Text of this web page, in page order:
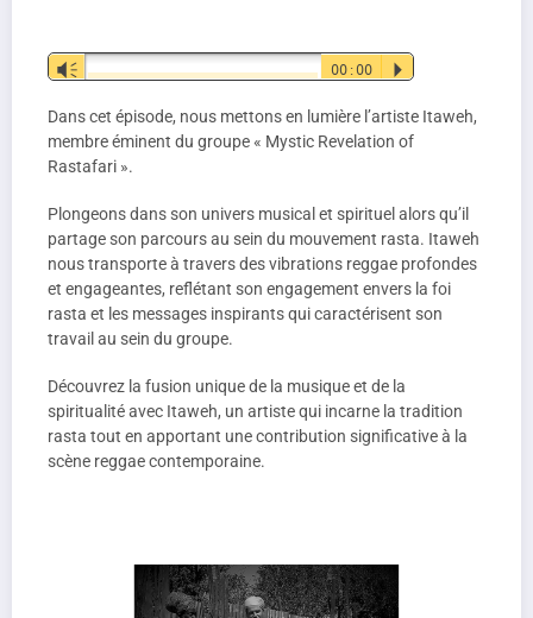
Lecteur
audio
Vm 00:00 P
Dans cet épisode, nous mettons en lumière l’artiste Itaweh,
membre éminent du groupe « Mystic Revelation of
Rastafari ».
Plongeons dans son univers musical et spirituel alors qu’il
partage son parcours au sein du mouvement rasta. Itaweh
nous transporte à travers des vibrations reggae profondes
et engageantes, reflétant son engagement envers la foi
rasta et les messages inspirants qui caractérisent son
travail au sein du groupe.
Découvrez la fusion unique de la musique et de la
spiritualité avec Itaweh, un artiste qui incarne la tradition
rasta tout en apportant une contribution significative à la
scène reggae contemporaine.